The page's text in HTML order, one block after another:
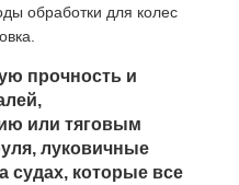
обработки для колес
прочность и
или тяговым
луковичные
судах, которые все